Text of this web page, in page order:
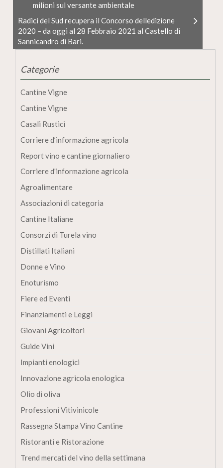
milioni sul versante ambientale
Radici del Sud recupera il Concorso delledizione
2020 – da oggi al 28 Febbraio 2021 al Castello di
Sannicandro di Bari.
Categorie
Cantine Vigne
Cantine Vigne
Casali Rustici
Corriere d’informazione agricola
Report vino e cantine giornaliero
Corriere d'informazione agricola
Agroalimentare
Associazioni di categoria
Cantine Italiane
Consorzi di Turela vino
Distillati Italiani
Donne e Vino
Enoturismo
Fiere ed Eventi
Finanziamenti e Leggi
Giovani Agricoltori
Guide Vini
Impianti enologici
Innovazione agricola enologica
Olio di oliva
Professioni Vitivinicole
Rassegna Stampa Vino Cantine
Ristoranti e Ristorazione
Trend mercati del vino della settimana